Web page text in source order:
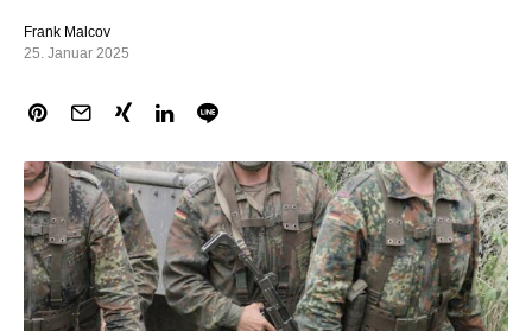
Frank Malcov
25. Januar 2025